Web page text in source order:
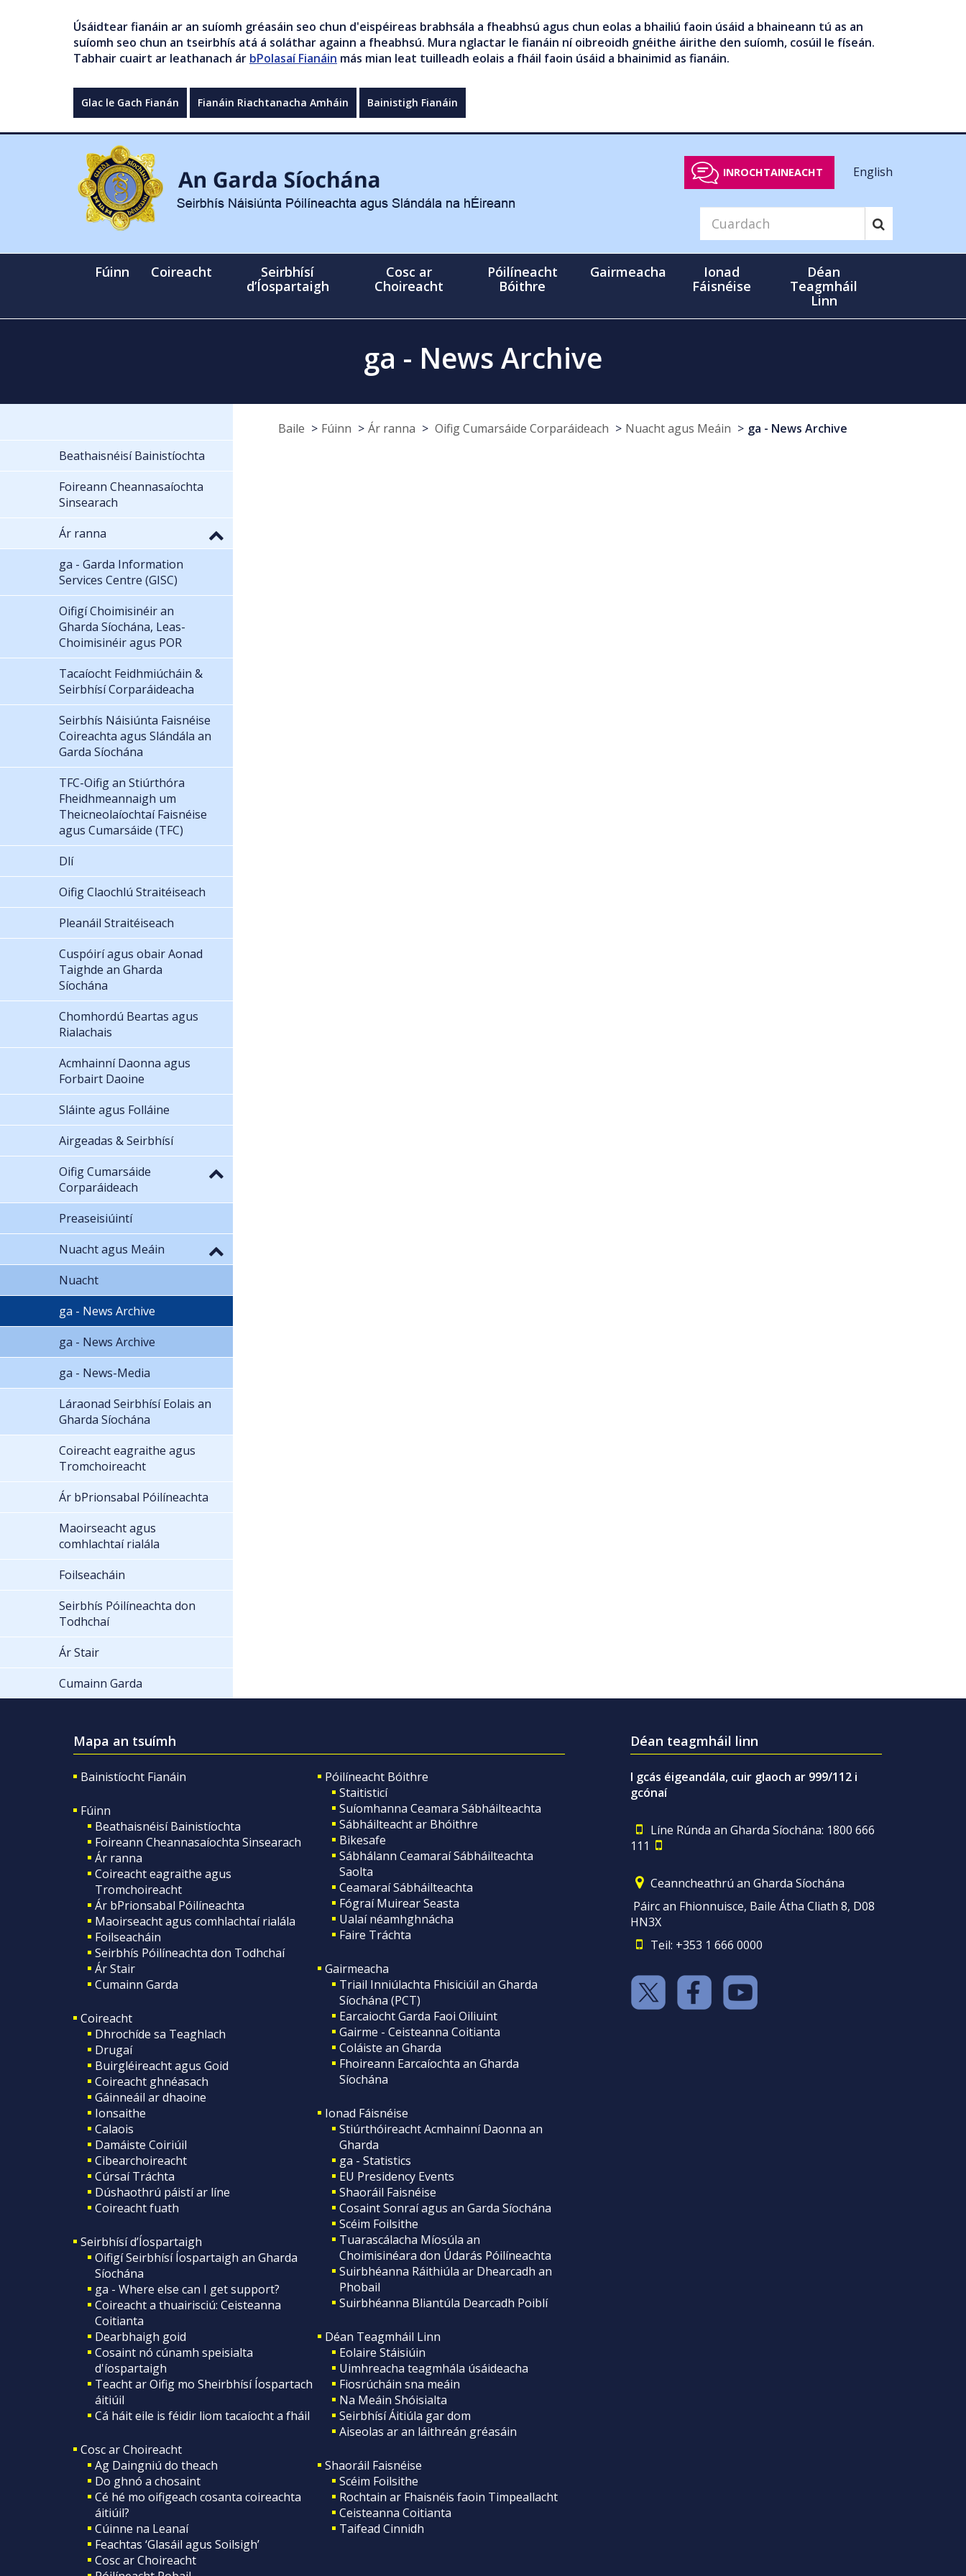
Úsáidtear fianáin ar an suíomh gréasáin seo chun d'eispéireas brabhsála a fheabhsú agus chun eolas a bhailiú faoin úsáid a bhaineann tú as an
suíomh seo chun an tseirbhís atá á soláthar againn a fheabhsú. Mura nglactar le fianáin ní oibreoidh gnéithe áirithe den suíomh, cosúil le físeán.
Tabhair cuairt ar leathanach ár bPolasaí Fianáin más mian leat tuilleadh eolais a fháil faoin úsáid a bhainimid as fianáin.
Glac le Gach Fianán Fianáin Riachtanacha Amháin Bainistigh Fianáin
INROCHTAINEACHT English
Fúinn Coireacht
Seirbhísí
d’Íospartaigh
Cosc ar
Choireacht
Póilíneacht
Bóithre
Gairmeacha
Ionad
Fáisnéise
Déan
Teagmháil
Linn
ga - News Archive
Baile Fúinn Ár ranna Oifig Cumarsáide Corparáideach Nuacht agus Meáin
ga - News Archive
Beathaisnéisí Bainistíochta
Foireann Cheannasaíochta
Sinsearach
Ár ranna
ga - Garda Information
Services Centre (GISC)
Oifigí Choimisinéir an
Gharda Síochána, Leas-
Choimisinéir agus POR
Tacaíocht Feidhmiúcháin &
Seirbhísí Corparáideacha
Seirbhís Náisiúnta Faisnéise
Coireachta agus Slándála an
Garda Síochána
TFC-Oifig an Stiúrthóra
Fheidhmeannaigh um
Theicneolaíochtaí Faisnéise
agus Cumarsáide (TFC)
Dlí
Oifig Claochlú Straitéiseach
Pleanáil Straitéiseach
Cuspóirí agus obair Aonad
Taighde an Gharda
Síochána
Chomhordú Beartas agus
Rialachais
Acmhainní Daonna agus
Forbairt Daoine
Sláinte agus Folláine
Airgeadas & Seirbhísí
Oifig Cumarsáide
Corparáideach
Preaseisiúintí
Nuacht agus Meáin
Nuacht
ga - News Archive
ga - News Archive
ga - News-Media
Láraonad Seirbhísí Eolais an
Gharda Síochána
Coireacht eagraithe agus
Tromchoireacht
Ár bPrionsabal Póilíneachta
Maoirseacht agus
comhlachtaí rialála
Foilseacháin
Seirbhís Póilíneachta don
Todhchaí
Ár Stair
Cumainn Garda
Mapa an tsuímh
Bainistíocht Fianáin
Fúinn
Beathaisnéisí Bainistíochta
Foireann Cheannasaíochta Sinsearach
Ár ranna
Coireacht eagraithe agus
Tromchoireacht
Ár bPrionsabal Póilíneachta
Maoirseacht agus comhlachtaí rialála
Foilseacháin
Seirbhís Póilíneachta don Todhchaí
Ár Stair
Cumainn Garda
Coireacht
Dhrochíde sa Teaghlach
Drugaí
Buirgléireacht agus Goid
Coireacht ghnéasach
Gáinneáil ar dhaoine
Ionsaithe
Calaois
Damáiste Coiriúil
Cibearchoireacht
Cúrsaí Tráchta
Dúshaothrú páistí ar líne
Coireacht fuath
Seirbhísí d’Íospartaigh
Oifigí Seirbhísí Íospartaigh an Gharda
Síochána
ga - Where else can I get support?
Coireacht a thuairisciú: Ceisteanna
Coitianta
Dearbhaigh goid
Cosaint nó cúnamh speisialta
d'íospartaigh
Teacht ar Oifig mo Sheirbhísí Íospartach
áitiúil
Cá háit eile is féidir liom tacaíocht a fháil
Cosc ar Choireacht
Ag Daingniú do theach
Do ghnó a chosaint
Cé hé mo oifigeach cosanta coireachta
áitiúil?
Cúinne na Leanaí
Feachtas ‘Glasáil agus Soilsigh’
Cosc ar Choireacht
Póilíneacht Bóithre
Staitisticí
Suíomhanna Ceamara Sábháilteachta
Sábháilteacht ar Bhóithre
Bikesafe
Sábhálann Ceamaraí Sábháilteachta
Saolta
Ceamaraí Sábháilteachta
Fógraí Muirear Seasta
Ualaí néamhghnácha
Faire Tráchta
Gairmeacha
Triail Inniúlachta Fhisiciúil an Gharda
Síochána (PCT)
Earcaiocht Garda Faoi Oiliuint
Gairme - Ceisteanna Coitianta
Coláiste an Gharda
Fhoireann Earcaíochta an Gharda
Síochána
Ionad Fáisnéise
Stiúrthóireacht Acmhainní Daonna an
Gharda
ga - Statistics
EU Presidency Events
Shaoráil Faisnéise
Cosaint Sonraí agus an Garda Síochána
Scéim Foilsithe
Tuarascálacha Míosúla an
Choimisinéara don Údarás Póilíneachta
Suirbhéanna Ráithiúla ar Dhearcadh an
Phobail
Suirbhéanna Bliantúla Dearcadh Poiblí
Déan Teagmháil Linn
Eolaire Stáisiúin
Uimhreacha teagmhála úsáideacha
Fiosrúcháin sna meáin
Na Meáin Shóisialta
Seirbhísí Áitiúla gar dom
Aiseolas ar an láithreán gréasáin
Shaoráil Faisnéise
Scéim Foilsithe
Rochtain ar Fhaisnéis faoin Timpeallacht
Ceisteanna Coitianta
Taifead Cinnidh
Déan teagmháil linn
I gcás éigeandála, cuir glaoch ar 999/112 i
gcónaí
Líne Rúnda an Gharda Síochána: 1800 666
111
Ceanncheathrú an Gharda Síochána
Páirc an Fhionnuisce, Baile Átha Cliath 8, D08
HN3X
Teil: +353 1 666 0000